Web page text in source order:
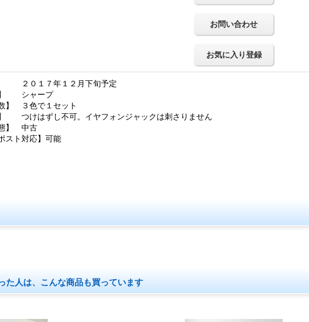
お問い合わせ
お気に入り登録
２０１７年１２月下旬予定
】 シャープ
】 ３色で１セット
】 つけはずし不可。イヤフォンジャックは刺さりません
態】 中古
スト対応】可能
た人は、こんな商品も買っています